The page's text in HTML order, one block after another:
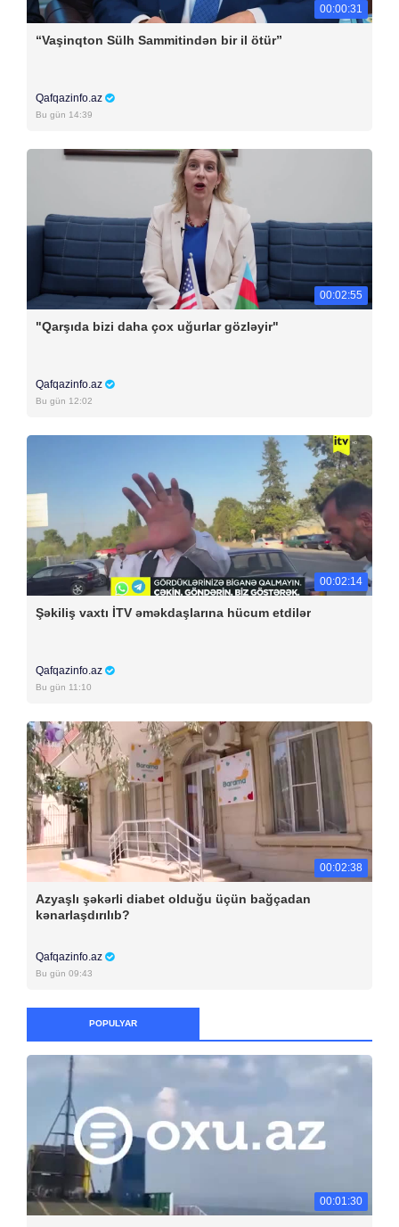
00:00:31
“Vaşinqton Sülh Sammitindən bir il ötür”
Qafqazinfo.az
Bu gün 14:39
00:02:55
"Qarşıda bizi daha çox uğurlar gözləyir"
Qafqazinfo.az
Bu gün 12:02
00:02:14
Şəkiliş vaxtı İTV əməkdaşlarına hücum etdilər
Qafqazinfo.az
Bu gün 11:10
00:02:38
Azyaşlı şəkərli diabet olduğu üçün bağçadan
kənarlaşdırılıb?
Qafqazinfo.az
Bu gün 09:43
POPULYAR
00:01:30